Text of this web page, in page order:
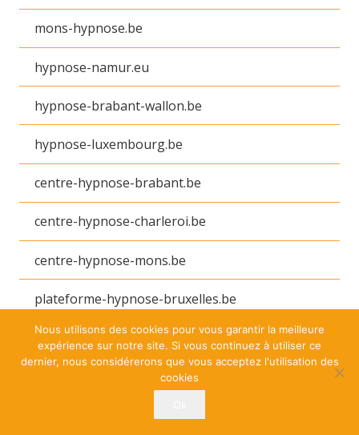
mons-hypnose.be
hypnose-namur.eu
hypnose-brabant-wallon.be
hypnose-luxembourg.be
centre-hypnose-brabant.be
centre-hypnose-charleroi.be
centre-hypnose-mons.be
plateforme-hypnose-bruxelles.be
plateforme-hypnose-tournai.be
annuaire-hypnose-hypnotherapie.be
Nous utilisons des cookies pour vous garantir la meilleure
expérience sur notre site. Si vous continuez à utiliser ce
dernier, nous considérerons que vous acceptez l'utilisation des
cookies